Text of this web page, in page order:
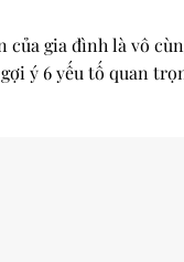
gia đình là vô
ý 6 yếu tố quan